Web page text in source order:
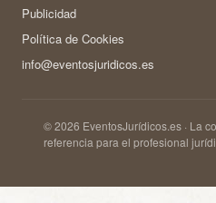
Publicidad
Política de Cookies
info@eventosjuridicos.es
© 2026 EventosJurídicos.es · La
referencia para el profesional